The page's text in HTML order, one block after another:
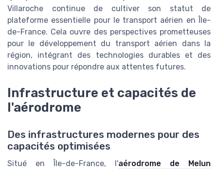
Villaroche continue de cultiver son statut de
plateforme essentielle pour le transport aérien en Île-
de-France. Cela ouvre des perspectives prometteuses
pour le développement du transport aérien dans la
région, intégrant des technologies durables et des
innovations pour répondre aux attentes futures.
Infrastructure et capacités de
l'aérodrome
Des infrastructures modernes pour des
capacités optimisées
Situé en Île-de-France, l'aérodrome de Melun